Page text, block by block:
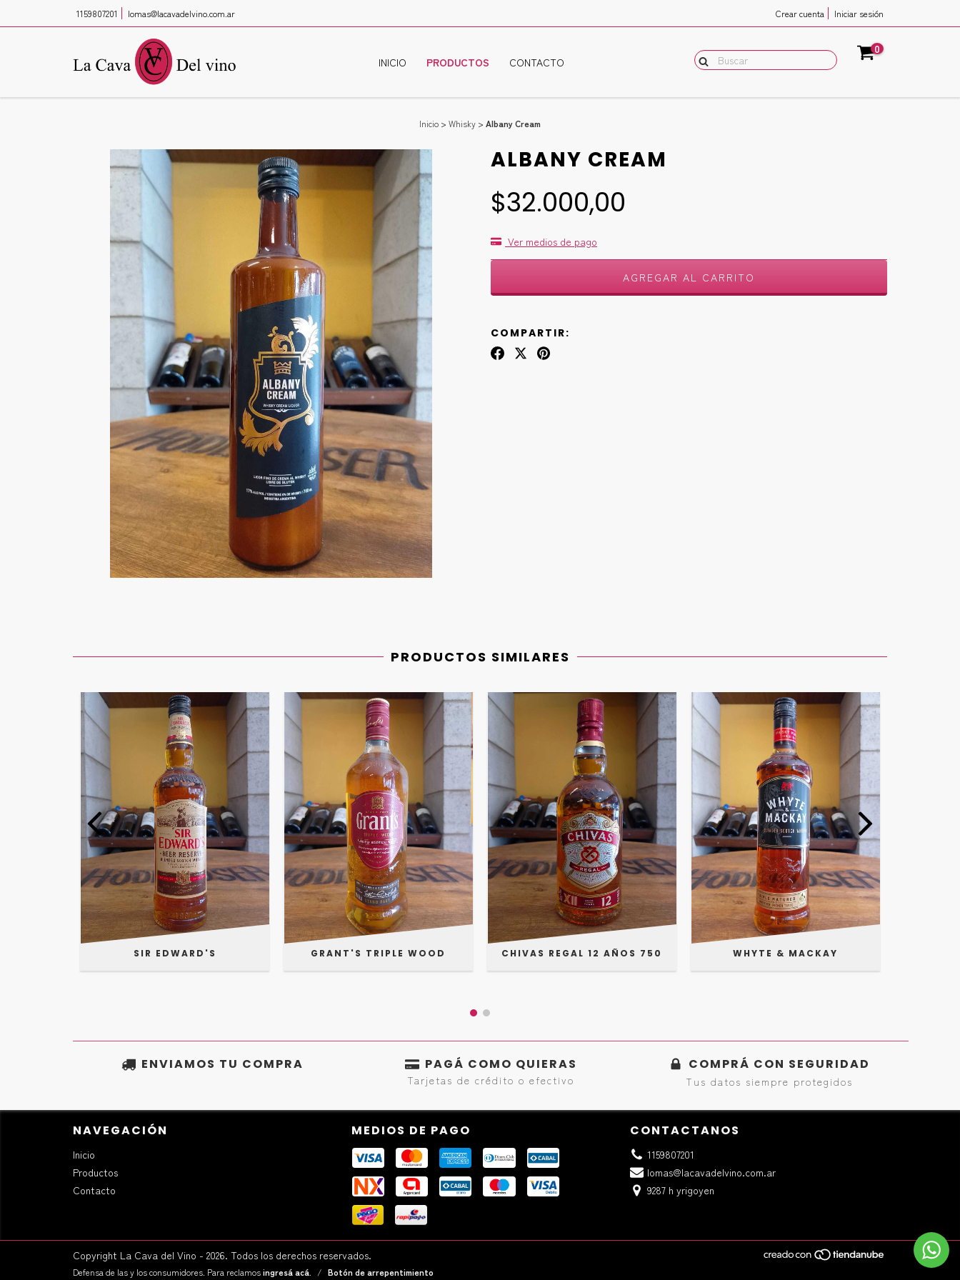
1159807201 lomas@lacavadelvino.com.ar Crear cuenta Iniciar sesión
INICIO PRODUCTOS CONTACTO
0
Inicio > Whisky > Albany Cream
ALBANY CREAM
$32.000,00
Ver medios de pago
COMPARTIR:
PRODUCTOS SIMILARES
SIR EDWARD'S GRANT'S TRIPLE WOOD CHIVAS REGAL 12 AÑOS 750 WHYTE & MACKAY
ENVIAMOS TU COMPRA PAGÁ COMO QUIERAS
Tarjetas de crédito o efectivo
COMPRÁ CON SEGURIDAD
Tus datos siempre protegidos
NAVEGACIÓN
Inicio
Productos
Contacto
MEDIOS DE PAGO CONTACTANOS
1159807201
lomas@lacavadelvino.com.ar
9287 h yrigoyen
Copyright La Cava del Vino - 2026. Todos los derechos reservados.
Defensa de las y los consumidores. Para reclamosingresá acá. / Botón de arrepentimiento